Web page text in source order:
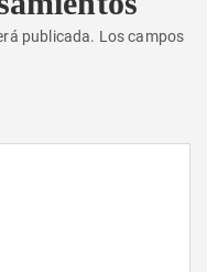
publicada. Los campos